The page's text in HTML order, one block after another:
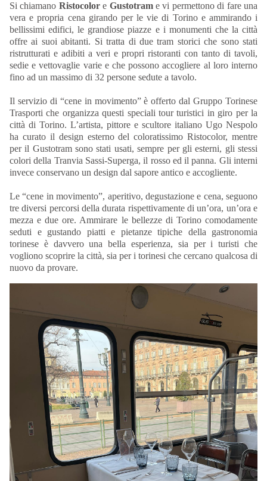
Si chiamano Ristocolore Gustotrame vi permettono di fare una
vera e propria cena girando per le vie di Torino e ammirando i
bellissimi edifici, le grandiose piazze e i monumenti che la città
offre ai suoi abitanti. Si tratta di due tram storici che sono stati
ristrutturati e adibiti a veri e propri ristoranti con tanto di tavoli,
sedie e vettovaglie varie e che possono accogliere al loro interno
fino ad un massimo di 32 persone sedute a tavolo.
Il servizio di “cene in movimento” è offerto dal Gruppo Torinese
Trasporti che organizza questi speciali tour turistici in giro per la
città di Torino. L’artista, pittore e scultore italiano Ugo Nespolo
ha curato il design esterno del coloratissimo Ristocolor, mentre
per il Gustotram sono stati usati, sempre per gli esterni, gli stessi
colori della Tranvia Sassi-Superga, il rosso ed il panna. Gli interni
invece conservano un design dal sapore antico e accogliente.
Le “cene in movimento”, aperitivo, degustazione e cena, seguono
tre diversi percorsi della durata rispettivamente di un’ora, un’ora e
mezza e due ore. Ammirare le bellezze di Torino comodamente
seduti e gustando piatti e pietanze tipiche della gastronomia
torinese è davvero una bella esperienza, sia per i turisti che
vogliono scoprire la città, sia per i torinesi che cercano qualcosa di
nuovo da provare.